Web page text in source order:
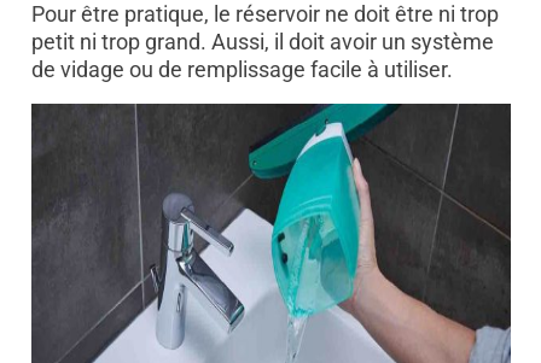
Pour être pratique, le réservoir ne doit être ni trop
petit ni trop grand. Aussi, il doit avoir un système
de vidage ou de remplissage facile à utiliser.